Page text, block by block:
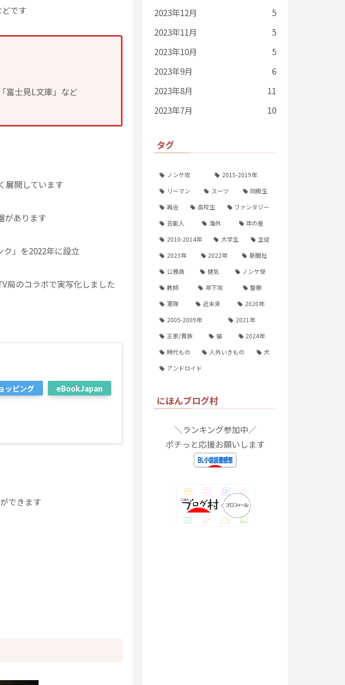
です
富士見L文庫」など
展開しています
があります
ク」を2022年に設立
局のコラボで実写化しました
ッピング eBookJapan
できます
2023年12月
5
2023年11月
5
2023年10月
5
2023年9月
6
2023年8月
11
2023年7月
10
タグ
ノンケ攻
2015-2019年
リーマン
スーツ
同級生
再会
高校生
ファンタジー
芸能人
海外
年の差
2010-2014年
大学生
主従
2023年
2022年
新聞社
公務員
健気
ノンケ受
教師
年下攻
警察
軍隊
近未来
2020年
2005-2009年
2021年
王家/貴族
猫
2024年
時代もの
人外いきもの
犬
アンドロイド
にほんブログ村
＼ランキング参加中／
ポチっと応援お願いします